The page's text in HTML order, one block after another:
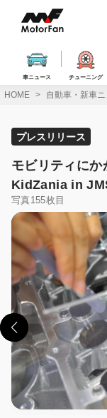
ス
車ニュース チューニング
HOME 自動車・新車
プレスリリース
モビリティに
KidZania in
写真155枚目